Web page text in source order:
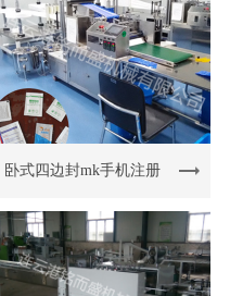
卧式四边封mk手机注册